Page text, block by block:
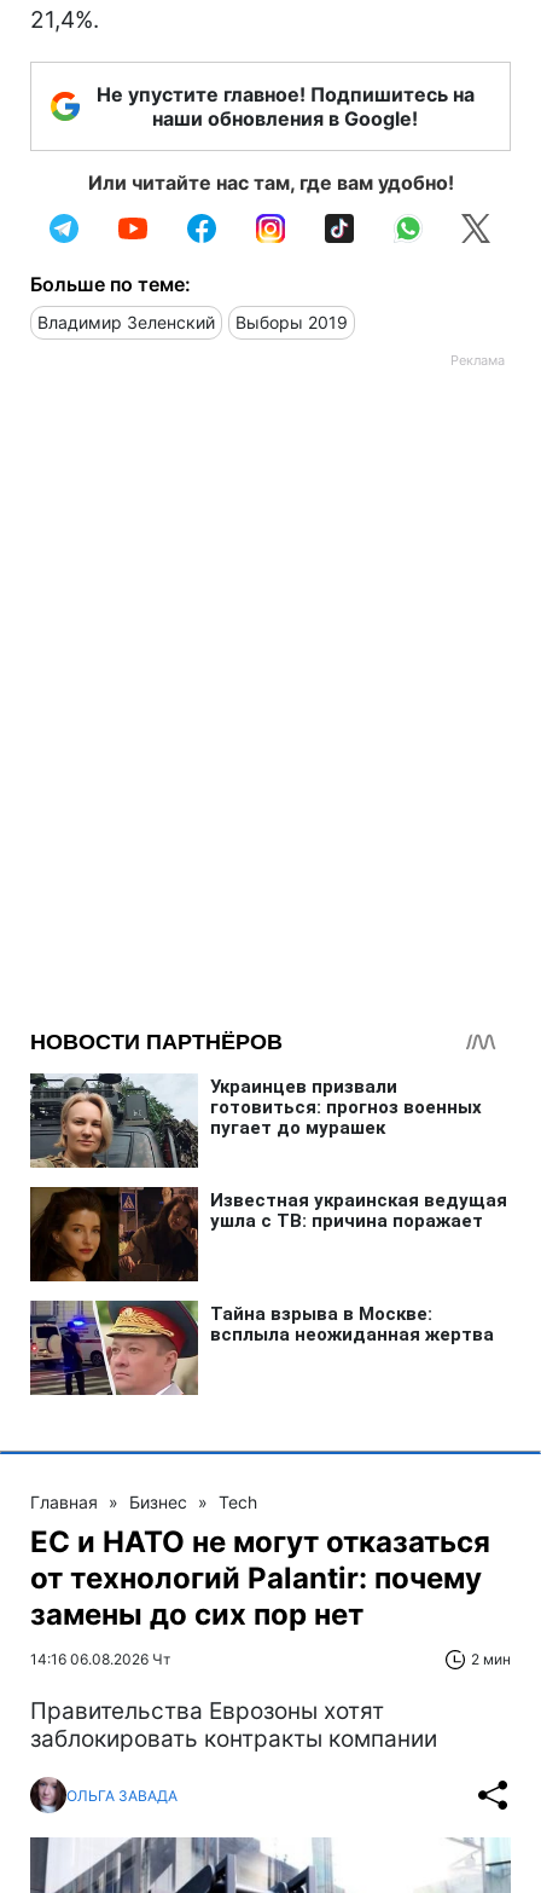
21,4%.
Не упустите главное! Подпишитесь на
наши обновления в Google!
Или читайте нас там, где вам удобно!
Больше по теме:
Владимир Зеленский Выборы 2019
Главная » Бизнес » Tech
ЕС и НАТО не могут отказаться
от технологий Palantir: почему
замены до сих пор нет
14:16 06.08.2026 Чт 2 мин
Правительства Еврозоны хотят
заблокировать контракты компании
ОЛЬГА ЗАВАДА